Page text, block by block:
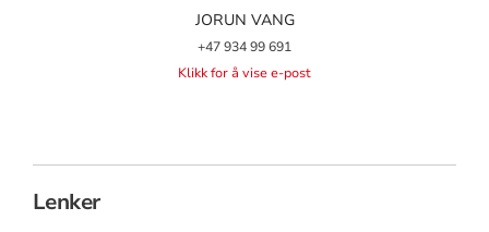
JORUN VANG
+47 934 99 691
Klikk for å vise e-post
Lenker